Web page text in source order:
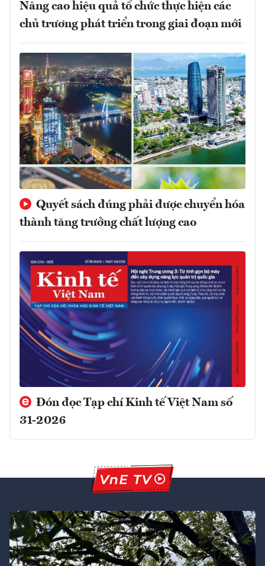
Nâng cao hiệu quả tổ chức thực hiện các
chủ trương phát triển trong giai đoạn mới
Quyết sách đúng phải được chuyển hóa
thành tăng trưởng chất lượng cao
Đón đọc Tạp chí Kinh tế Việt Nam số
31-2026